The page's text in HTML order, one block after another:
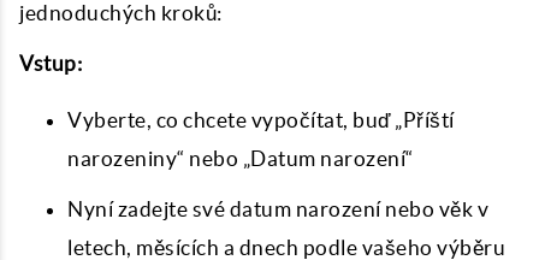
jednoduchých kroků:
Vstup:
Vyberte, co chcete vypočítat, buď „Příští
narozeniny“ nebo „Datum narození“
Nyní zadejte své datum narození nebo věk v
letech, měsících a dnech podle vašeho výběru